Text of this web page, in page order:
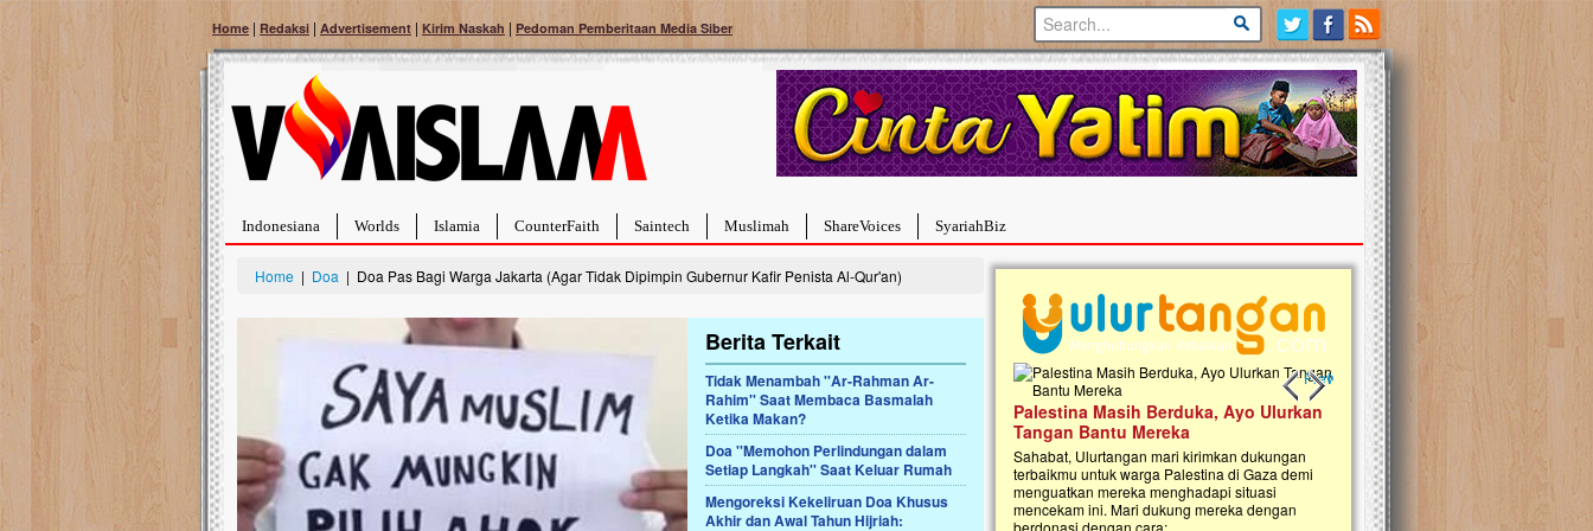
Home | Redaksi | Advertisement | Kirim Naskah | Pedoman Pemberitaan Media Siber
Indonesiana Worlds Islamia CounterFaith Saintech Muslimah ShareVoices SyariahBiz
Home | Doa | Doa Pas Bagi Warga Jakarta (Agar Tidak Dipimpin Gubernur Kafir Penista Al-Qur'an)
Berita Terkait
Tidak Menambah ''Ar-Rahman Ar-
Rahim'' Saat Membaca Basmalah
Ketika Makan?
Doa ''Memohon Perlindungan dalam
Setiap Langkah'' Saat Keluar Rumah
Mengoreksi Kekeliruan Doa Khusus
Akhir dan Awal Tahun Hijriah:
Previous slide
Next slide
Bantu Naura, Balita Hebat Sembuh Dari
Tumor Pembuluh Darah
Hidup Naura Salsabila dipenuhi dengan
rintangan yang sangat berat. Meskipun baru
berusia sepuluh bulan, bayi yang imut ini harus
menghadapi penyakit yang dahsyat, yaitu tumor
pembuluh darah berukuran...
Palestina Masih Berduka, Ayo Ulurkan
Tangan Bantu Mereka
Sahabat, Ulurtangan mari kirimkan dukungan
terbaikmu untuk warga Palestina di Gaza demi
menguatkan mereka menghadapi situasi
mencekam ini. Mari dukung mereka dengan
berdonasi dengan cara:...
Open Donasi Wakaf Pembangunan
Rumah Qur'an & TK Islam Terpadu An
Najjah di Jonggol
Saat ini, Ulurtangan bersama Yayasan An
Najjahtul Islam Jonggol sedang merintis
Ulurtangan Bersama PDUI Kota
Safari Wakaf Qur'an dan Tebar
Sembako ke Pelosok Negeri
Mari bergabung dalam memperkuat
kebaikan di pelosok negeri dengan